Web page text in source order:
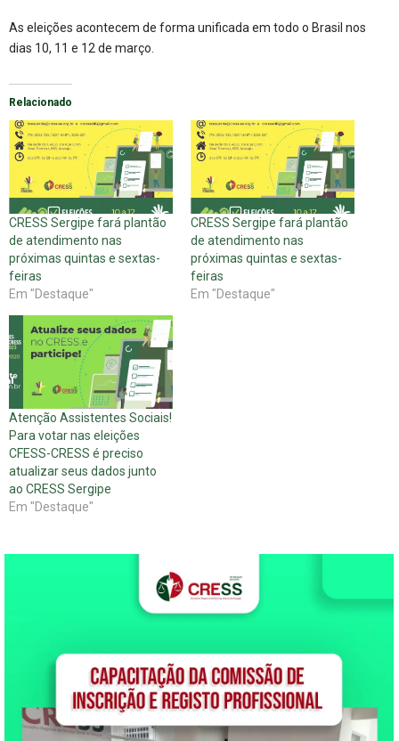
As eleições acontecem de forma unificada em todo o Brasil nos
dias 10, 11 e 12 de março.
Relacionado
CRESS Sergipe fará plantão
de atendimento nas
próximas quintas e sextas-
feiras
Em "Destaque"
CRESS Sergipe fará plantão
de atendimento nas
próximas quintas e sextas-
feiras
Em "Destaque"
Atenção Assistentes Sociais!
Para votar nas eleições
CFESS-CRESS é preciso
atualizar seus dados junto
ao CRESS Sergipe
Em "Destaque"